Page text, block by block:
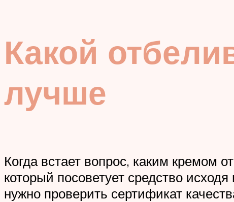
Какой
лучше
Когда встает вопрос, каким кремом
который посоветует средство
нужно проверить сертификат